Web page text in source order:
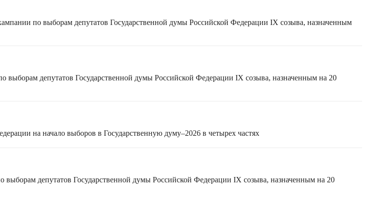
по выборам депутатов Государственной думы Российской Федерации IX созыва, назначенным
выборам депутатов Государственной думы Российской Федерации IX созыва, назначенным на 20
на начало выборов в Государственную думу–2026 в четырех частях
депутатов Государственной думы Российской Федерации IX созыва, назначенным на 20